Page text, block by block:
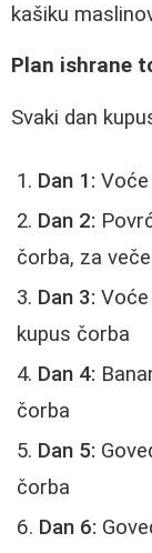
kašiku
Plan ishrane
Svaki dan
Dan 1:
Dan 2:
čorba, za
Dan 3:
kupus čorba
Dan 4:
čorba
Dan 5:
čorba
Dan 6: